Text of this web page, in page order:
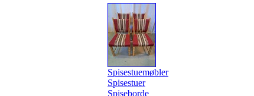
Spisestuemøbler
Spisestuer
Spiseborde